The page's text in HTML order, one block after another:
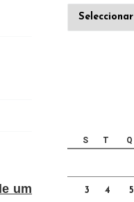
um
S T Q
3 4 5